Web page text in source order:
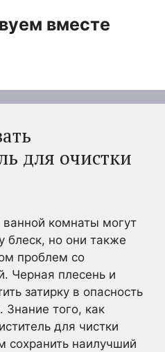
вместе
для очистки
ванной комнаты могут
блеск, но они также
проблем со
Черная плесень и
затирку в опасность
того, как
для чистки
сохранить наилучший